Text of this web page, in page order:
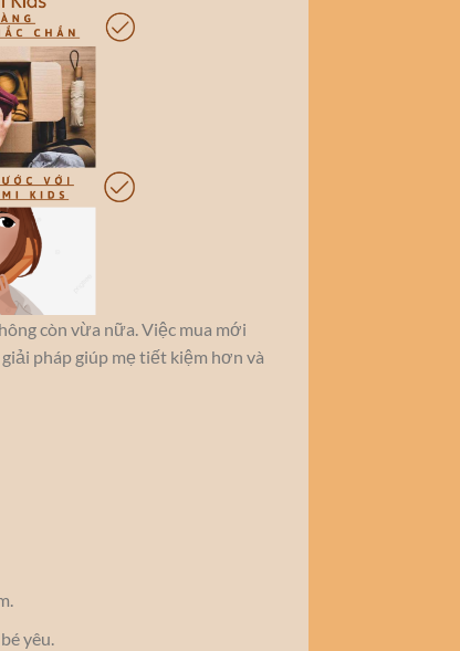
còn vừa nữa. Việc mua mới
pháp giúp mẹ tiết kiệm hơn và
yêu.